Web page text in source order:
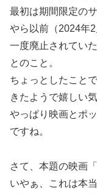
最初は期間限定の
やら以前（2024年2
一度廃止されてい
とのこと。
ちょっとしたこと
きたようで嬉しい
やっぱり映画とポ
ですね。
さて、本題の映画
いやぁ、これは本